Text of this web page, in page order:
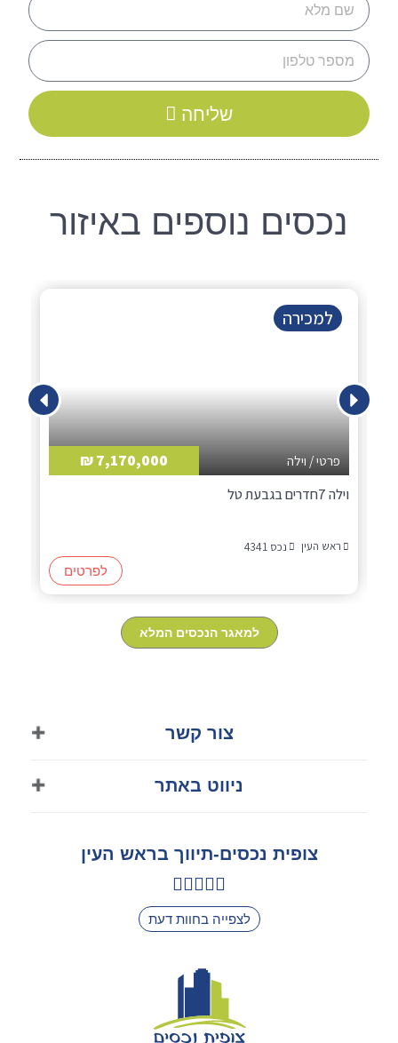
שליחה
נכסים נוספים באיזור
למכירה
פרטי / וילה 7,170,000 ₪
וילה 7חדרים בגבעת טל
ראש העין
נכס 4341
לפרטים
למאגר הנכסים המלא
צור קשר
050-8570313
tsofits88@gmail.com
ראש העין
ניווט באתר
צופית נכסים-תיווך בראש העין
לצפייה בחוות דעת